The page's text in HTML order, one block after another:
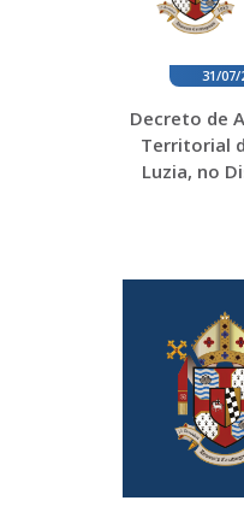
31/07/
Decreto de
Territorial
Luzia, no